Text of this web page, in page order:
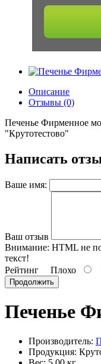
Описание
Отзывы (0)
Печенье Фирменное
"Крутотестово"
Написать
Ваше имя:
Ваш отзыв
Внимание: HTML не
текст!
Рейтинг Плохо
Продолжить
Печенье
Производитель:
Продукция: